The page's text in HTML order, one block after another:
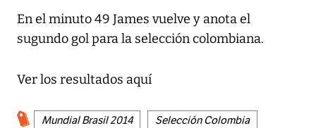
En el minuto 49 James vuelve y anota el
sugundo gol para la selección colombiana.
Ver los resultados aquí
Mundial Brasil 2014
Selección Colombia